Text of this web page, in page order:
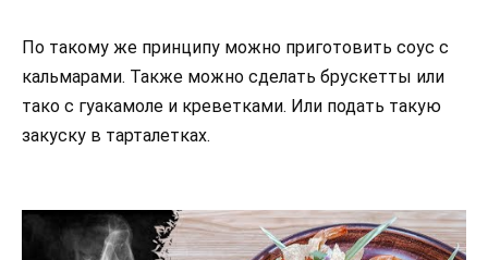
По такому же принципу можно приготовить соус с
кальмарами. Также можно сделать брускетты или
тако с гуакамоле и креветками. Или подать такую
закуску в тарталетках.